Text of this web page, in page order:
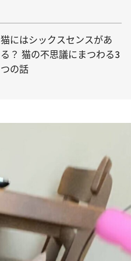
猫にはシックスセンスがあ
る？ 猫の不思議にまつわる3
つの話